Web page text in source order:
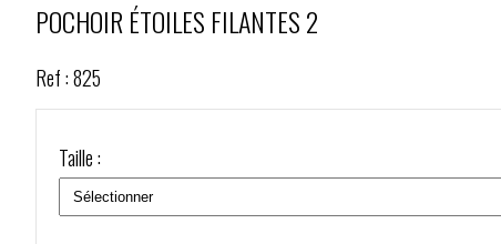
POCHOIR ÉTOILES FILANTES 2
Ref :825
Taille :